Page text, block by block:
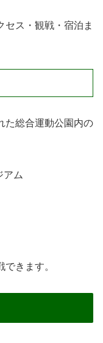
セス・観戦・宿泊ま
た総合運動公園内の
アム
きます。